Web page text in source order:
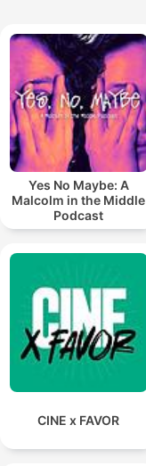
Yes No Maybe: A
Malcolm in the Middle
Podcast
CINE x FAVOR